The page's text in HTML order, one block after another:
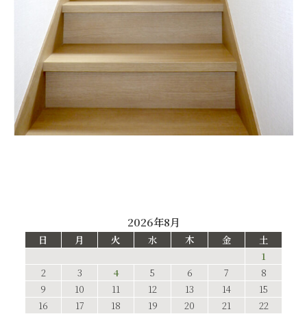
2026年8月
日 月 火 水 木 金
土
1
2
3 4 5 6 7
8
9
10 11 12 13 14
15
16
17 18 19 20 21
22